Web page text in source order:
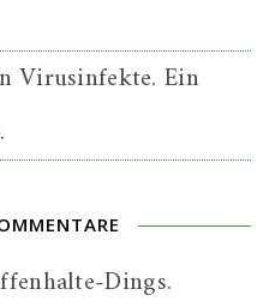
Virusinfekte. Ein
Dings.